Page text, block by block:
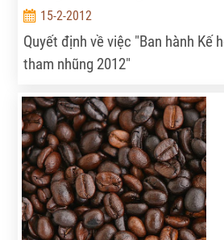
15-2-2012
Quyết định về việc "Ban hành Kế
tham nhũng 2012"